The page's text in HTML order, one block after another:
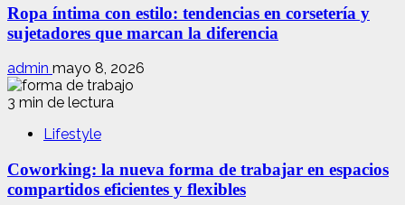
Ropa íntima con estilo: tendencias en corsetería y
sujetadores que marcan la diferencia
admin mayo 8, 2026
3 min de lectura
Lifestyle
Coworking: la nueva forma de trabajar en espacios
compartidos eficientes y flexibles